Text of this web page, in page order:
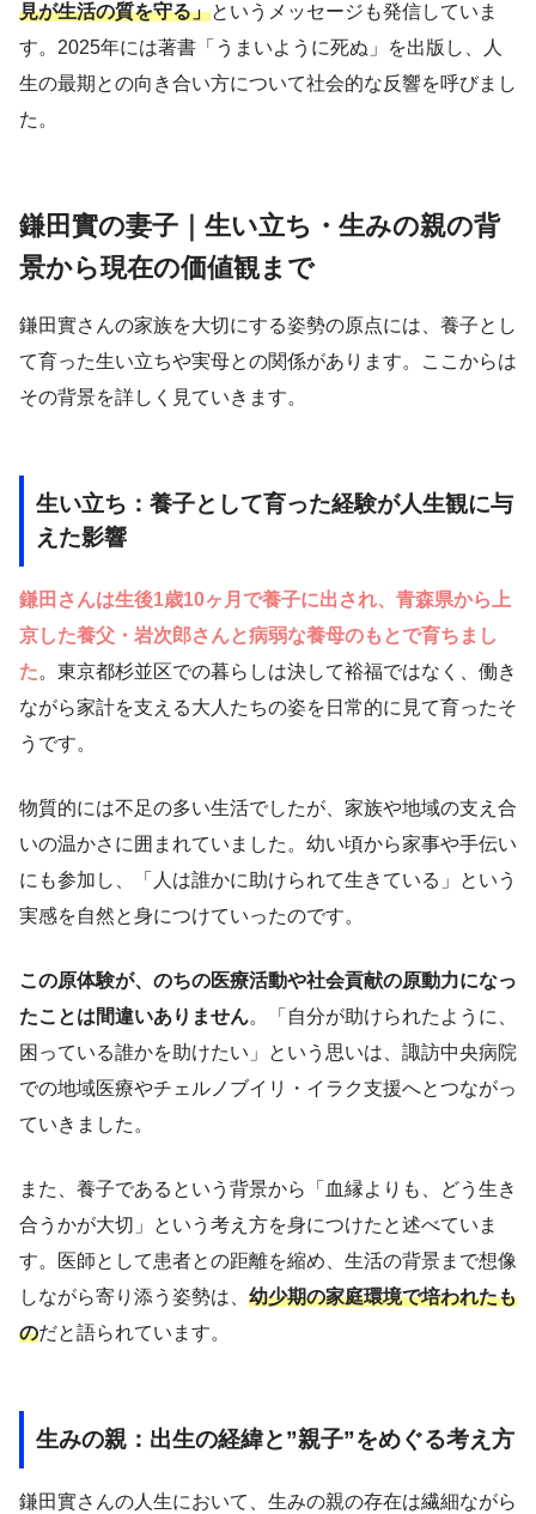
見が生活の質を守る」というメッセージも発信していま
す。2025年には著書「うまいように死ぬ」を出版し、人
生の最期との向き合い方について社会的な反響を呼びまし
た。
鎌田實の妻子｜生い立ち・生みの親の背
景から現在の価値観まで
鎌田實さんの家族を大切にする姿勢の原点には、養子とし
て育った生い立ちや実母との関係があります。ここからは
その背景を詳しく見ていきます。
生い立ち：養子として育った経験が人生観に与
えた影響
鎌田さんは生後1歳10ヶ月で養子に出され、青森県から上
京した養父・岩次郎さんと病弱な養母のもとで育ちまし
た。東京都杉並区での暮らしは決して裕福ではなく、働き
ながら家計を支える大人たちの姿を日常的に見て育ったそ
うです。
物質的には不足の多い生活でしたが、家族や地域の支え合
いの温かさに囲まれていました。幼い頃から家事や手伝い
にも参加し、「人は誰かに助けられて生きている」という
実感を自然と身につけていったのです。
この原体験が、のちの医療活動や社会貢献の原動力になっ
たことは間違いありません。「自分が助けられたように、
困っている誰かを助けたい」という思いは、諏訪中央病院
での地域医療やチェルノブイリ・イラク支援へとつながっ
ていきました。
また、養子であるという背景から「血縁よりも、どう生き
合うかが大切」という考え方を身につけたと述べていま
す。医師として患者との距離を縮め、生活の背景まで想像
しながら寄り添う姿勢は、 幼少期の家庭環境で培われたも
のだと語られています。
生みの親：出生の経緯と”親子”をめぐる考え方
鎌田實さんの人生において、生みの親の存在は繊細ながら